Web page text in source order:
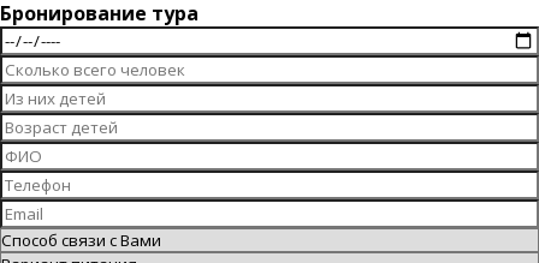
Бронирование тура